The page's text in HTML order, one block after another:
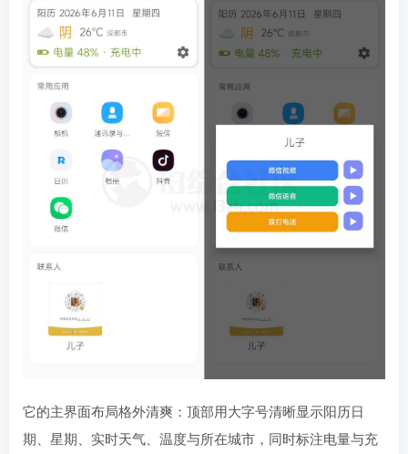
它的主界面布局格外清爽：顶部用大字号清晰显示阳历日
期、星期、实时天气、温度与所在城市，同时标注电量与充